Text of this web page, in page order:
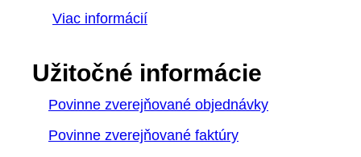
Viac informácií
Užitočné informácie
Povinne zverejňované objednávky
Povinne zverejňované faktúry